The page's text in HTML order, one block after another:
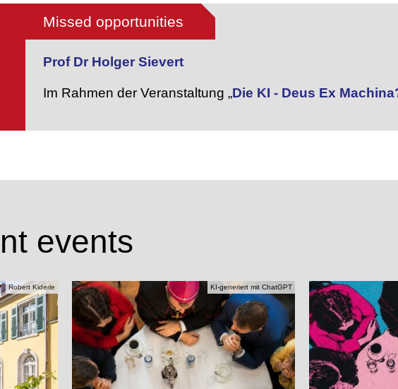
Missed opportunities
Prof Dr Holger Sievert
Im Rahmen der Veranstaltung „Die KI - Deus Ex
events
Robert Kiderle KI-generiert mit ChatGPT